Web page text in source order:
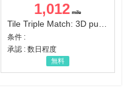
1,012
条件 :
承認 : 数日程度
無料